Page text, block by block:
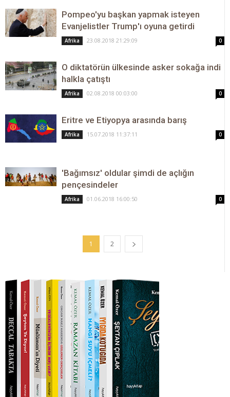
Pompeo'yu başkan yapmak isteyen
Evanjelistler Trump'ı oyuna getirdi
Afrika 23.08.2018 21:29:09 0
O diktatörün ülkesinde asker sokağa indi
halkla çatıştı
Afrika 02.08.2018 00:03:00 0
Eritre ve Etiyopya arasında barış
Afrika 15.07.2018 11:37:11 0
'Bağımsız' oldular şimdi de açlığın
pençesindeler
Afrika 01.06.2018 16:00:50 0
1 2